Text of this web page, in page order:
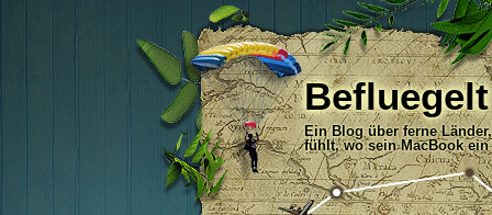
Befluegelt
Ein Blog über ferne
fühlt, wo sein MacBook ein